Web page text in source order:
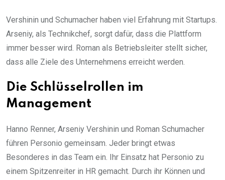
Vershinin und Schumacher haben viel Erfahrung mit Startups.
Arseniy, als Technikchef, sorgt dafür, dass die Plattform
immer besser wird. Roman als Betriebsleiter stellt sicher,
dass alle Ziele des Unternehmens erreicht werden.
Die Schlüsselrollen im
Management
Hanno Renner, Arseniy Vershinin und Roman Schumacher
führen Personio gemeinsam. Jeder bringt etwas
Besonderes in das Team ein. Ihr Einsatz hat Personio zu
einem Spitzenreiter in HR gemacht. Durch ihr Können und